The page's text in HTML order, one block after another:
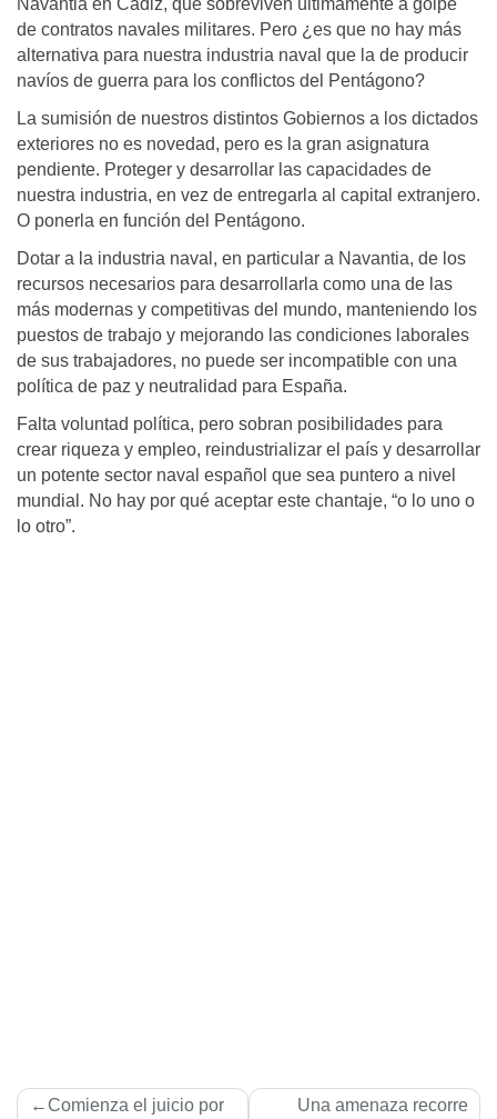
Navantia en Cádiz, que sobreviven últimamente a golpe
de contratos navales militares. Pero ¿es que no hay más
alternativa para nuestra industria naval que la de producir
navíos de guerra para los conflictos del Pentágono?
La sumisión de nuestros distintos Gobiernos a los dictados
exteriores no es novedad, pero es la gran asignatura
pendiente. Proteger y desarrollar las capacidades de
nuestra industria, en vez de entregarla al capital extranjero.
O ponerla en función del Pentágono.
Dotar a la industria naval, en particular a Navantia, de los
recursos necesarios para desarrollarla como una de las
más modernas y competitivas del mundo, manteniendo los
puestos de trabajo y mejorando las condiciones laborales
de sus trabajadores, no puede ser incompatible con una
política de paz y neutralidad para España.
Falta voluntad política, pero sobran posibilidades para
crear riqueza y empleo, reindustrializar el país y desarrollar
un potente sector naval español que sea puntero a nivel
mundial. No hay por qué aceptar este chantaje, “o lo uno o
lo otro”.
Navegación
Comienza el juicio por
Una amenaza recorre